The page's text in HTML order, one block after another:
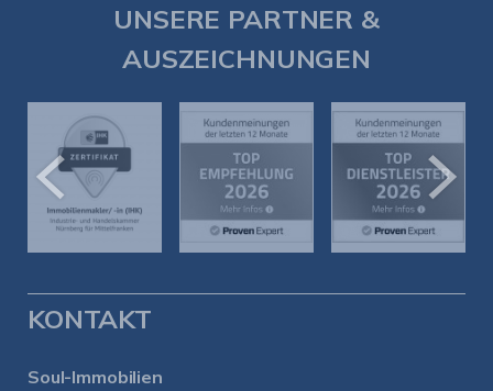
UNSERE PARTNER &
AUSZEICHNUNGEN
KONTAKT
Soul-Immobilien